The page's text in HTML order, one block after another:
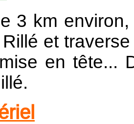
3 km
et
en tête...